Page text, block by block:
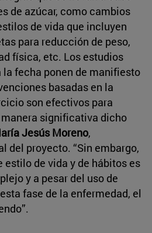
de azúcar, como cambios
de vida que incluyen
para reducción de peso,
física, etc. Los estudios
la fecha ponen de manifiesto
basadas en la
son efectivos para
significativa dicho
Jesús Moreno,
del proyecto. “Sin embargo,
estilo de vida y de hábitos es
y a pesar del uso de
fase de la enfermedad, el